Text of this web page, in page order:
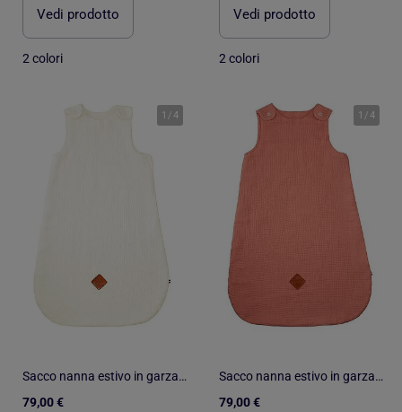
Vedi prodotto
2 colori
Vedi prodotto
2 colori
1 /4
Sacco nanna estivo in garza di cotone - tog 0.5 | SEVIRA KIDS
79,00 €
1 /4
Sacco nanna estivo in garza di cotone - tog 0.5 | SEVIRA KIDS
79,00 €